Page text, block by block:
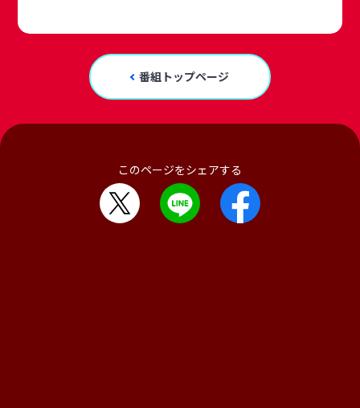
番組トップページ
このページをシェアする